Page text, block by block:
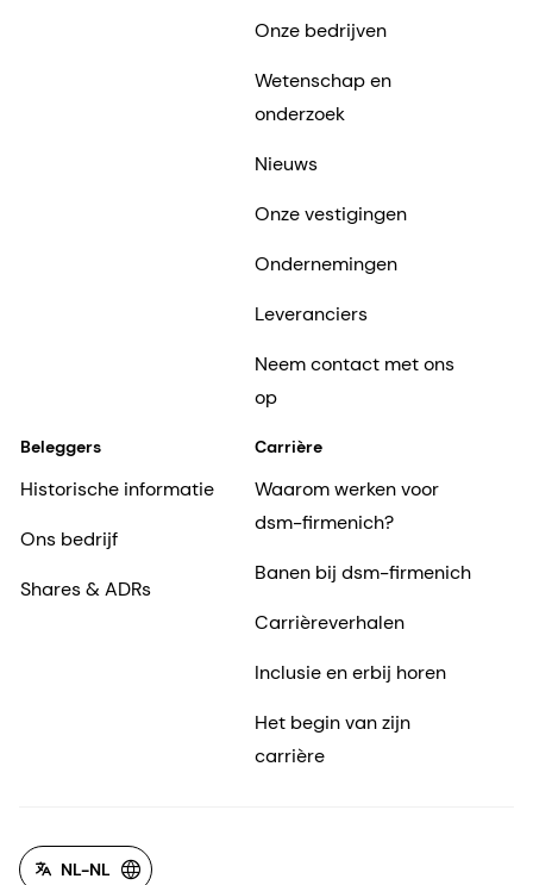
Onze bedrijven
Wetenschap en
onderzoek
Nieuws
Onze vestigingen
Ondernemingen
Leveranciers
Neem contact met ons
op
Beleggers
Historische informatie
Ons bedrijf
Shares & ADRs
Carrière
Waarom werken voor
dsm-firmenich?
Banen bij dsm-firmenich
Carrièreverhalen
Inclusie en erbij horen
Het begin van zijn
carrière
NL-NL